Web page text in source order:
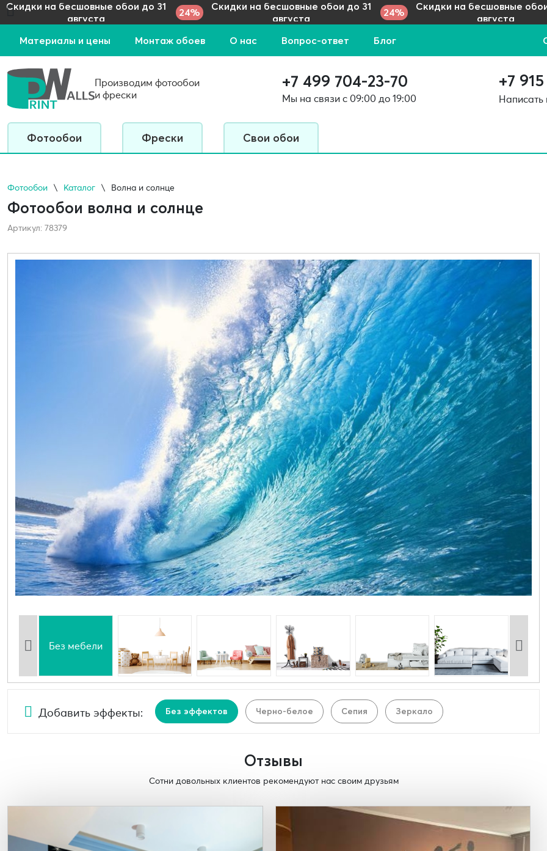
Скидки на бесшовные обои до 31
августа
24%
Скидки на бесшовные обои до 31
августа
24%
Скидки на бесшовные
августа
Материалы и цены Монтаж обоев О нас Вопрос-ответ Блог
Производим фотообои
и фрески
+7 499 704-23-70
Мы на связи с 09:00 до 19:00
+7
Написать
Фотообои Фрески Свои обои
Фотообои Каталог Волна и солнце
Фотообои волна и солнце
Артикул: 78379
Без мебели
Добавить эффекты: Без эффектов Черно-белое Сепия Зеркало
Отзывы
Сотни довольных клиентов рекомендуют нас своим друзьям